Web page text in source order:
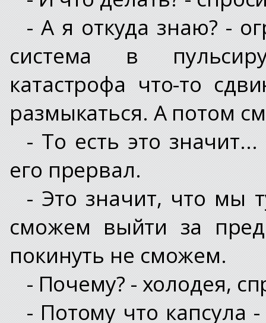
- А я откуда знаю? -
система в
катастрофа что-то
размыкаться. А потом
- То есть это
его прервал.
- Это значит, что мы
сможем выйти за
покинуть не сможем.
- Почему? - холодея,
- Потому что капсула